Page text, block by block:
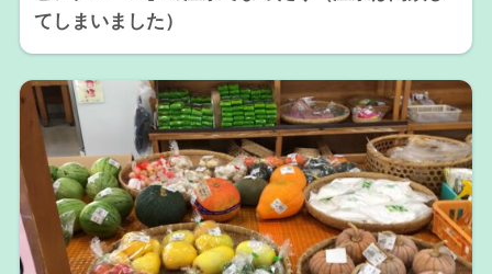
てしまいました）